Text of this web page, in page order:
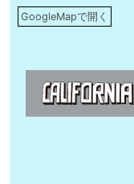
GoogleMapで開く